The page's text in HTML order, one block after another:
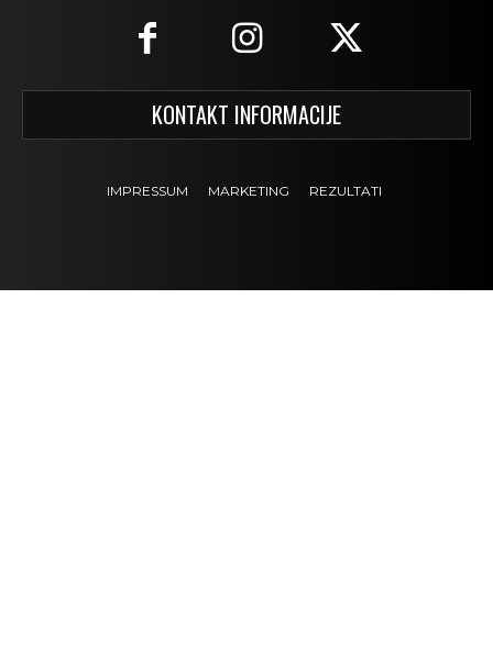
KONTAKT INFORMACIJE
IMPRESSUM MARKETING REZULTATI